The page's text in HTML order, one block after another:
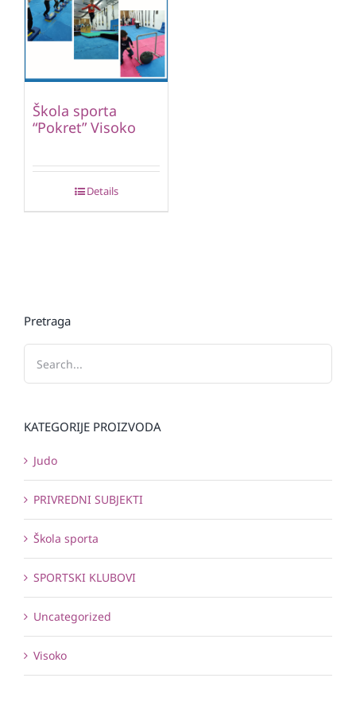
Škola sporta
“Pokret” Visoko
Details
Pretraga
KATEGORIJE PROIZVODA
Judo
PRIVREDNI SUBJEKTI
Škola sporta
SPORTSKI KLUBOVI
Uncategorized
Visoko